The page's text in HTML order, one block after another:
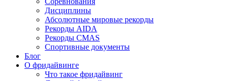
Дисциплины
Абсолютные мировые рекорды
Рекорды AIDA
Рекорды CMAS
Спортивные документы
Блог
О фридайвинге
Что такое фридайвинг